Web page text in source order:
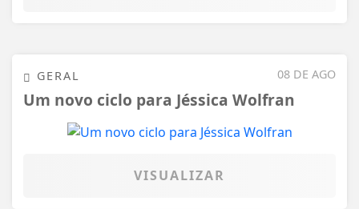
08 DE AGO
GERAL
Um novo ciclo para Jéssica Wolfran
VISUALIZAR